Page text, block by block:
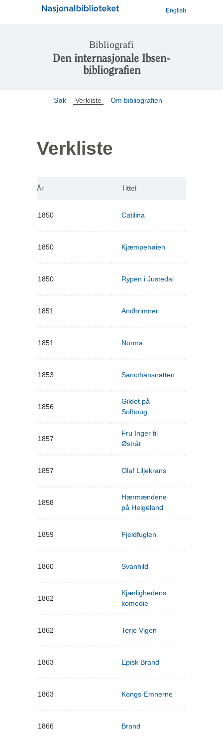
English
Bibliografi
Den internasjonale Ibsen-
bibliografien
Søk Verkliste Om bibliografien
Verkliste
År Tittel
1850 Catilina
1850 Kjæmpehøien
1850 Rypen i Justedal
1851 Andhrimner
1851 Norma
1853 Sancthansnatten
1856
Gildet på
Solhoug
1857
Fru Inger til
Østråt
1857 Olaf Liljekrans
1858
Hærmændene
på Helgeland
1859 Fjeldfuglen
1860 Svanhild
1862
Kjærlighedens
komedie
1862 Terje Vigen
1863 Episk Brand
1863 Kongs-Emnerne
1866 Brand